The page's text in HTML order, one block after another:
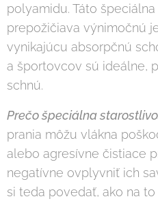
polyamidu. Táto
prepožičiava výnimočnú
vynikajúcu absorpčnú
a športovcov sú ideálne,
schnú.
Prečo špeciálna
prania môžu vlákna
alebo agresívne čistiace
negatívne ovplyvniť ich
si teda povedať, ako na to